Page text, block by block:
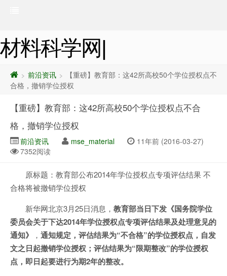
材料科学网|
> 前沿资讯 >
【重磅】教育部：这42所高校50个学位授权点不
合格，撤销学位授权
【重磅】教育部：这42所高校50个学位授权点不合
格，撤销学位授权
前沿资讯 mse_material
11年前 (2016-03-27)
7352阅读
原标题：教育部公布2014年学位授权点专项评估结果 不
合格将被撤销学位授权
新华网北京3月25日消息， 教育部当日下发《国务院学位
委员会关于下达2014年学位授权点专项评估结果及处理意见的
通知》
， 通知规定，评估结果为“不合格”的学位授权点，自发
文之日起撤销学位授权；评估结果为“限期整改”的学位授权
点，即日起要进行为期2年的整改。